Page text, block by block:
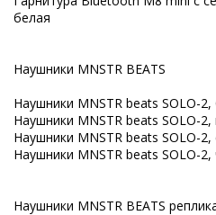
белая
Наушники MNSTR BEATS
Наушники MNSTR beats SOLO-
Наушники MNSTR beats SOLO-
Наушники MNSTR beats SOLO-
Наушники MNSTR beats SOLO-
Наушники MNSTR BEATS